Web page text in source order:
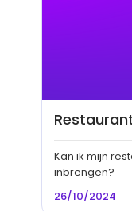
Kan ik mijn
inbrengen?
26/10/2024